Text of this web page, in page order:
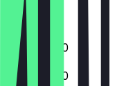
Gesloten
12:00 - 19:00
12:00 - 19:00